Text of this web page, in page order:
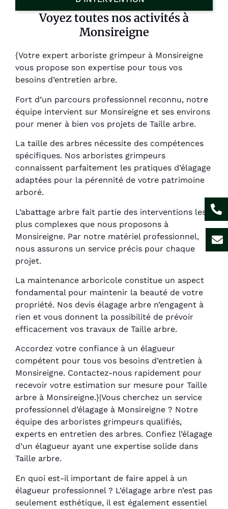
Voyez toutes nos activités à
Monsireigne
{Votre expert arboriste grimpeur à Monsireigne
vous propose son expertise pour tous vos
besoins d’entretien arbre.
Fort d’un parcours professionnel reconnu, notre
équipe intervient sur Monsireigne et ses environs
pour mener à bien vos projets de Taille arbre.
La taille des arbres nécessite des compétences
spécifiques. Nos arboristes grimpeurs
connaissent parfaitement les pratiques d’élagage
adaptées pour la pérennité de votre patrimoine
arboré.
L’abattage arbre fait partie des interventions les
plus complexes que nous proposons à
Monsireigne. Par notre matériel professionnel,
nous assurons un service précis pour chaque
projet.
La maintenance arboricole constitue un aspect
fondamental pour maintenir la beauté de votre
propriété. Nos devis élagage arbre n’engagent à
rien et vous donnent la possibilité de prévoir
efficacement vos travaux de Taille arbre.
Accordez votre confiance à un élagueur
compétent pour tous vos besoins d’entretien à
Monsireigne. Contactez-nous rapidement pour
recevoir votre estimation sur mesure pour Taille
arbre à Monsireigne.}|Vous cherchez un service
professionnel d’élagage à Monsireigne ? Notre
équipe des arboristes grimpeurs qualifiés,
experts en entretien des arbres. Confiez l’élagage
d’un élagueur ayant une expertise solide dans
Taille arbre.
En quoi est-il important de faire appel à un
élagueur professionnel ? L’élagage arbre n’est pas
seulement esthétique, il est également essentiel